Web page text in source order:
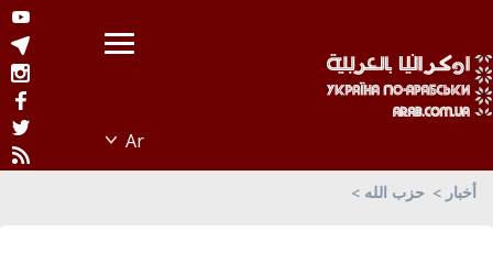
أخبار حزب الله